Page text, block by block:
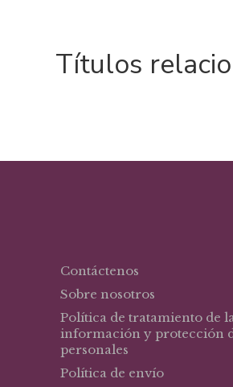
Títulos
Contáctenos
Sobre nosotros
Política de tratamiento de
información y protección
personales
Política de envío